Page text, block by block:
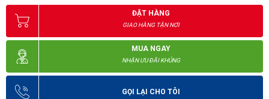
ĐẶT HÀNG
GIAO HÀNG TẬN NƠI
MUA NGAY
NHẬN ƯU ĐÃI KHỦNG
GỌI LẠI CHO TÔI